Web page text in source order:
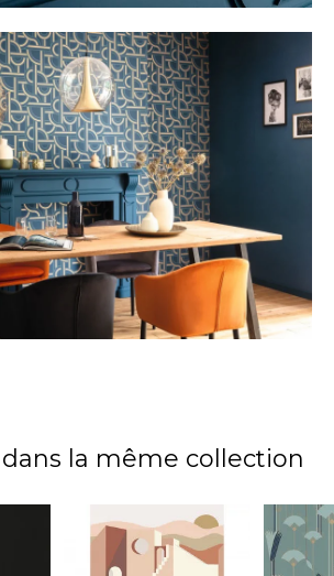
la même collection